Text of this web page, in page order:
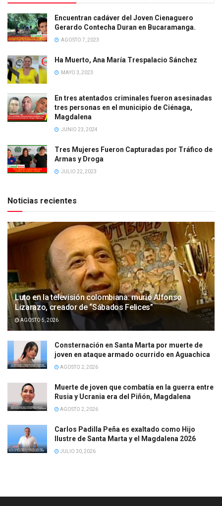
Encuentran cadáver del Joven Cienaguero
Gerardo Contecha Duran en Bucaramanga.
AGOSTO 7, 2023
Ha Muerto, Ana María Trespalacio Sánchez
MAYO 3, 2023
En tres atentados criminales fueron asesinadas
tres personas en el municipio de Ciénaga,
Magdalena
JUNIO 23, 2024
Tres Mujeres Fueron Capturadas por Tráfico de
Armas y Droga
JULIO 22, 2023
Noticias recientes
Luto en la televisión colombiana: murió Alfonso
Lizarazo, creador de “Sábados Felices”
AGOSTO 5, 2026
Consternación en Santa Marta por muerte de
joven en ataque armado ocurrido en Aguachica
AGOSTO 2, 2026
Muerte de joven que combatía en la guerra entre
Rusia y Ucrania era del Piñón, Magdalena
AGOSTO 2, 2026
Carlos Padilla Peña es exaltado como Hijo
Ilustre de Santa Marta y el Magdalena 2026
JULIO 30, 2026